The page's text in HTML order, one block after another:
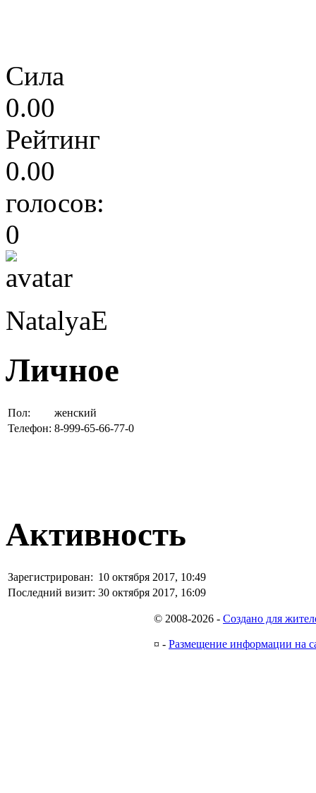
Сила
0.00
Рейтинг
0.00
голосов:
0
NatalyaE
Личное
Пол:
женский
Телефон: 8-999-65-66-77-0
Активность
Зарегистрирован: 10 октября 2017, 10:49
Последний визит: 30 октября 2017, 16:09
© 2008-2026 - Создано для
¤ - Размещение информации на